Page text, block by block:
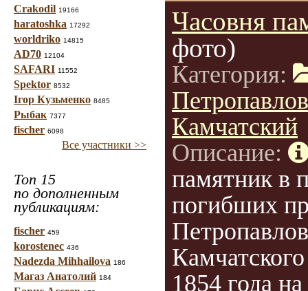
Crakodil 19166
haratoshka 17292
worldriko 14815
AD70 12104
SAFARI 11552
Spektor 8532
Ігор Кузьменко 8485
Рыбак 7377
fischer 6098
Все участники >>
Топ 15
по дополненным
публикациям:
fischer 459
korostenec 436
Nadezda Mihhailova 186
Магаз Анатолий 184
Часовня
фото)
Категория:
Камчатский
Описание:
памятник в
погибших
1854 года